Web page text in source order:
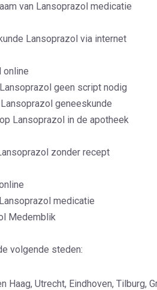
van Lansoprazol medicatie
Lansoprazol via internet
online
geen script nodig
geneeskunde
Lansoprazol in de apotheek
zonder recept
medicatie
Medemblik
volgende steden:
Haag, Utrecht, Eindhoven, Tilburg,